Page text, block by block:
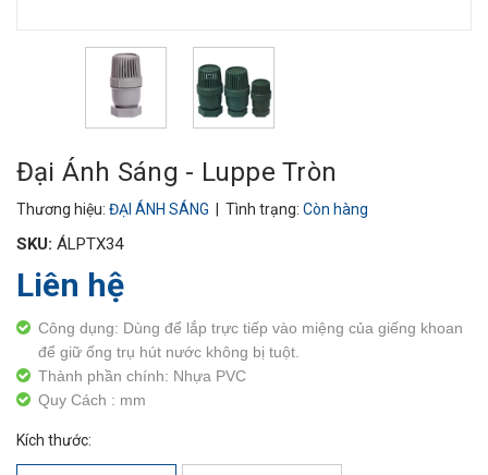
Đại Ánh Sáng - Luppe Tròn
Thương hiệu: ĐẠI ÁNH SÁNG | Tình trạng: Còn hàng
SKU: ÁLPTX34
Liên hệ
Công dụng: Dùng để lắp trực tiếp vào miệng của giếng khoan
để giữ ống trụ hút nước không bị tuột.
Thành phần chính: Nhựa PVC
Quy Cách : mm
Kích thước: